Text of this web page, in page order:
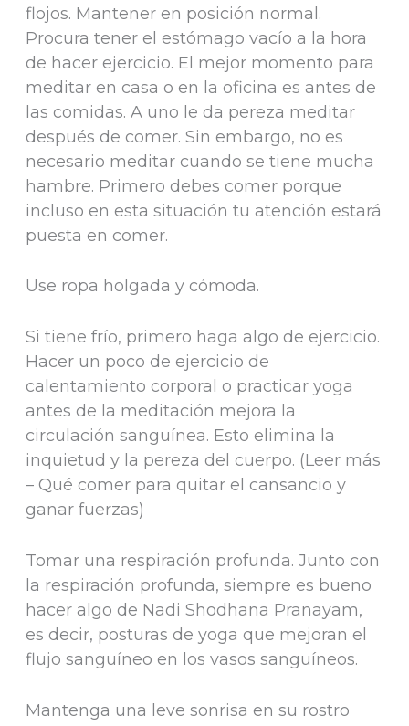
flojos. Mantener en posición normal.
Procura tener el estómago vacío a la hora
de hacer ejercicio. El mejor momento para
meditar en casa o en la oficina es antes de
las comidas. A uno le da pereza meditar
después de comer. Sin embargo, no es
necesario meditar cuando se tiene mucha
hambre. Primero debes comer porque
incluso en esta situación tu atención estará
puesta en comer.
Use ropa holgada y cómoda.
Si tiene frío, primero haga algo de ejercicio.
Hacer un poco de ejercicio de
calentamiento corporal o practicar yoga
antes de la meditación mejora la
circulación sanguínea. Esto elimina la
inquietud y la pereza del cuerpo. (Leer más
– Qué comer para quitar el cansancio y
ganar fuerzas)
Tomar una respiración profunda. Junto con
la respiración profunda, siempre es bueno
hacer algo de Nadi Shodhana Pranayam,
es decir, posturas de yoga que mejoran el
flujo sanguíneo en los vasos sanguíneos.
Mantenga una leve sonrisa en su rostro